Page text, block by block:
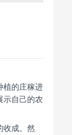
植的庄稼进
示自己的农
收成。然